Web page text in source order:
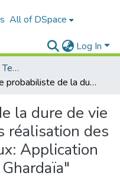
All of DSpace
Log In
Faculty of Sciences and Technology
Étude probabiliste de la dure de vie (courbe (S-N)) après réalisation des essais expérimentaux: Application pipeline "ALFAPIPE Ghardaïa"
la dure de vie
réalisation des
Application